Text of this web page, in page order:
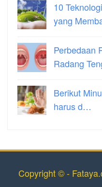
10
yang
Perbedaan
Radang
Berikut
harus d…
Copyright © -